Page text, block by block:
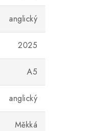
anglický
2025
A5
anglický
Měkká